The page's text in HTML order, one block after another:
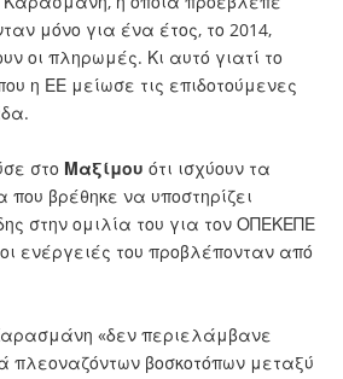
μόνο για ένα έτος, το 2014,
οι πληρωμές. Κι αυτό γιατί το
η ΕΕ μείωσε τις επιδοτούμενες
στο Μαξίμου ότι ισχύουν τα
που βρέθηκε να υποστηρίζει
στην ομιλία του για τον ΟΠΕΚΕΠΕ
ενέργειές του προβλέπονταν από
«δεν περιελάμβανε
βοσκοτόπων μεταξύ